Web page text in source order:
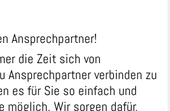
Ansprechpartner!
die Zeit sich von
Ansprechpartner verbinden zu
es für Sie so einfach und
möglich. Wir sorgen dafür,